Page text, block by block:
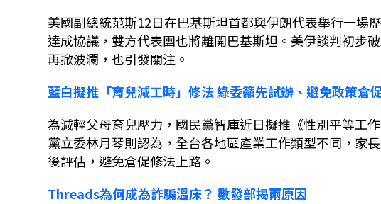
美國副總統范斯12日在巴基斯坦首都與伊朗代表舉行一場
達成協議，雙方代表團也將離開巴基斯坦。美伊談判初步
再掀波瀾，也引發關注。
藍白擬推「育兒減工時」修法綠委籲先試辦、避免政策倉
為減輕父母育兒壓力，國民黨智庫近日擬推《性別平等工
黨立委林月琴則認為，全台各地區產業工作類型不同，家
後評估，避免倉促修法上路。
Threads為何成為詐騙溫床？ 數發部揭兩原因